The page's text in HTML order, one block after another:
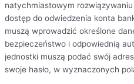
natychmiastowym
dostęp do odwiedzenia konta
muszą wprowadzić określone
bezpieczeństwo i odpowiednią
jednostki muszą podać swój
swoje hasło, w wyznaczonych